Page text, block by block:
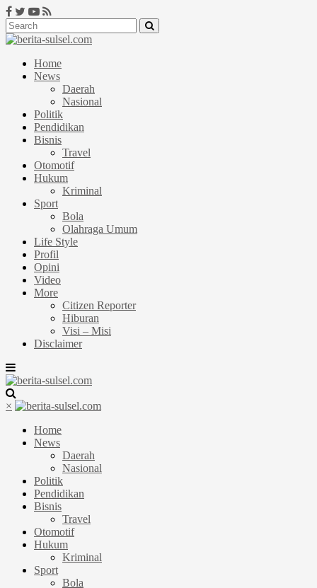
Home
News
Daerah
Nasional
Politik
Pendidikan
Bisnis
Travel
Otomotif
Hukum
Kriminal
Sport
Bola
Olahraga Umum
Life Style
Profil
Opini
Video
More
Citizen Reporter
Hiburan
Visi – Misi
Disclaimer
×
Home
News
Daerah
Nasional
Politik
Pendidikan
Bisnis
Travel
Otomotif
Hukum
Kriminal
Sport
Bola